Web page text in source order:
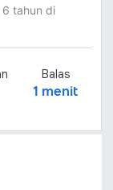
6 tahun di
Balas
1 menit